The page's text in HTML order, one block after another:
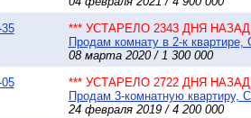
*** УСТАРЕЛО 2343 ДНЯ НАЗАД
Продам комнату в 2-к квартире,
08 марта 2020 / 1 300 000
*** УСТАРЕЛО 2722 ДНЯ НАЗАД
Продам 3-комнатную квартиру,
24 февраля 2019 / 4 200 000